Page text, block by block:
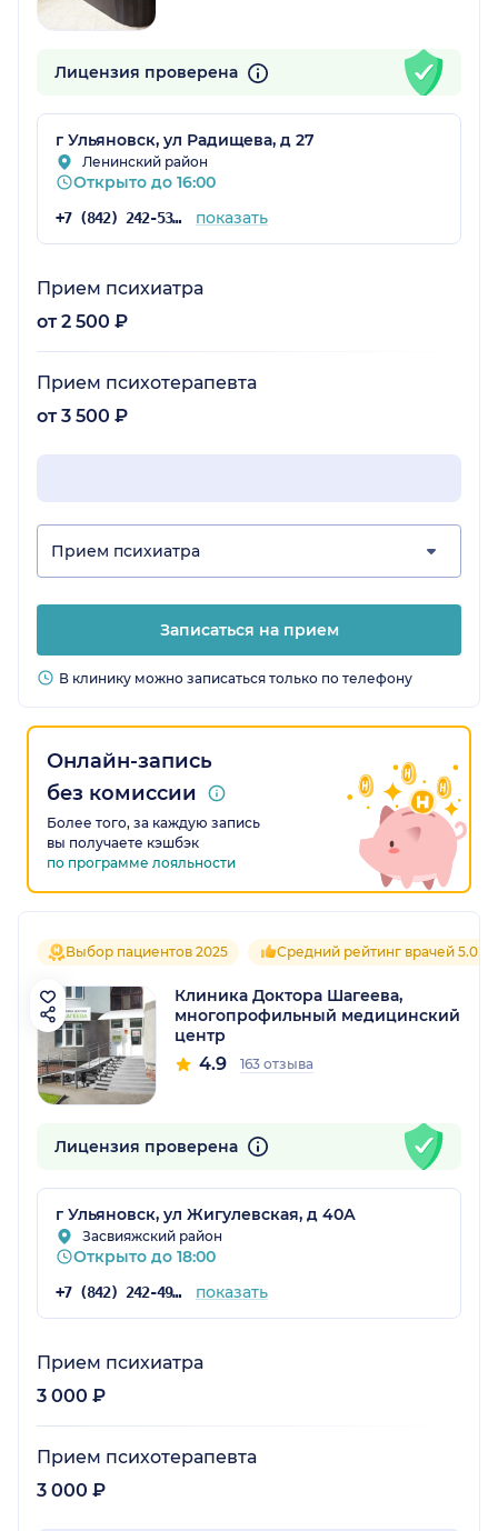
Лицензия проверена
г Ульяновск, ул Радищева, д 27
Ленинский район
Открыто до 16:00
+7 (842) 242-53-29 показать
Прием психиатра
от 2 500 ₽
Прием психотерапевта
от 3 500 ₽
Прием психиатра
Записаться на прием
В клинику можно записаться только по телефону
Онлайн-запись
без комиссии
Более того, за каждую запись
вы получаете кэшбэк
по программе лояльности
Выбор пациентов 2025 Средний рейтинг врачей 5.0
Клиника Доктора Шагеева,
многопрофильный медицинский
центр
4.9 163 отзыва
Лицензия проверена
г Ульяновск, ул Жигулевская, д 40А
Засвияжский район
Открыто до 18:00
+7 (842) 242-49-81 показать
Прием психиатра
3 000 ₽
Прием психотерапевта
3 000 ₽